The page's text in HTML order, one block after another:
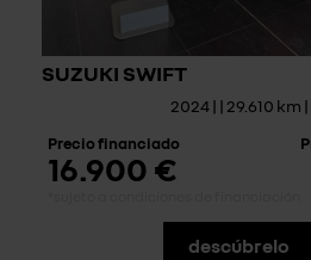
disposición un servicio de
accesorios donde podrás
para tu coche.
SUZUKI SWIFT
2024 | | 29.610 km |
Precio financiado
16.900 €
descúbrelo